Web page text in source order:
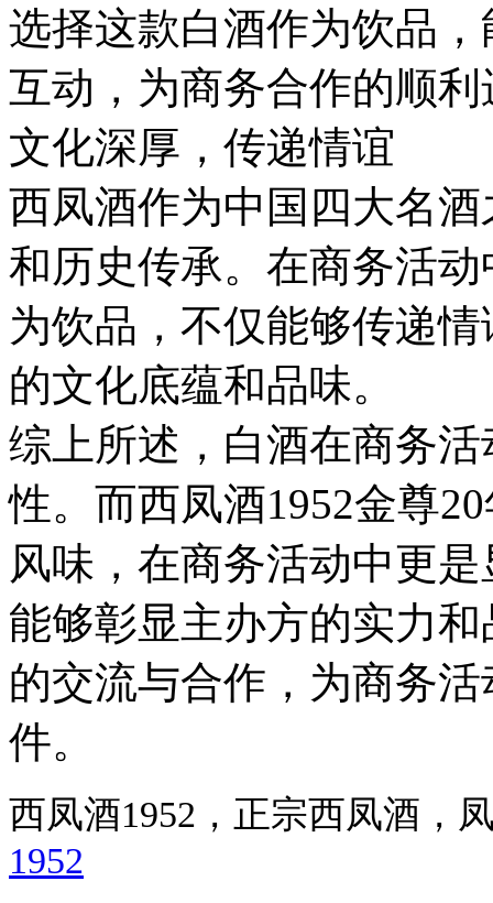
选择这款白酒作为饮品
互动，为商务合作的顺
文化深厚，传递情谊
西凤酒作为中国四大名
和历史传承。在商务活
为饮品，不仅能够传递
的文化底蕴和品味。
综上所述，白酒在商务
性。而西凤酒1952金尊
风味，在商务活动中更
能够彰显主办方的实力
的交流与合作，为商务
件。
西凤酒1952，正宗西凤酒
1952